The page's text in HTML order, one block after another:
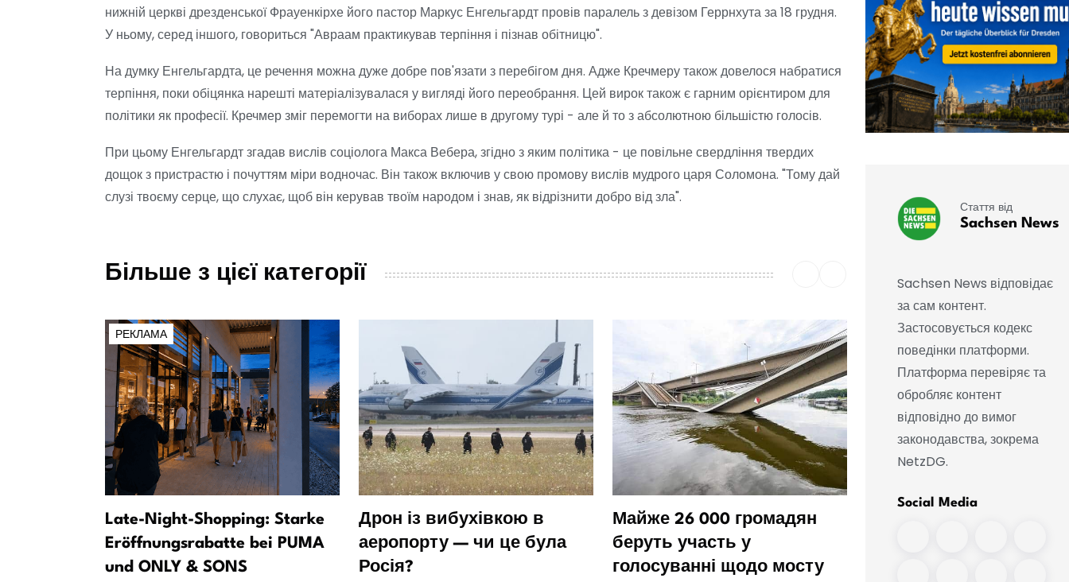
нижній церкві дрезденської Фрауенкірхе його пастор Маркус Енгельгардт провів паралель з девізом Геррнхута за 18 грудня.
У ньому, серед іншого, говориться "Авраам практикував терпіння і пізнав обітницю".
На думку Енгельгардта, це речення можна дуже добре пов'язати з перебігом дня. Адже Кречмеру також довелося набратися
терпіння, поки обіцянка нарешті матеріалізувалася у вигляді його переобрання. Цей вирок також є гарним орієнтиром для
політики як професії. Кречмер зміг перемогти на виборах лише в другому турі - але й то з абсолютною більшістю голосів.
При цьому Енгельгардт згадав вислів соціолога Макса Вебера, згідно з яким політика - це повільне свердління твердих
дощок з пристрастю і почуттям міри водночас. Він також включив у свою промову вислів мудрого царя Соломона. "Тому дай
слузі твоєму серце, що слухає, щоб він керував твоїм народом і знав, як відрізнити добро від зла".
Більше з цієї категорії
РЕКЛАМА
Late-Night-Shopping: Starke
Eröffnungsrabatte bei PUMA
und ONLY & SONS
Дрон із вибухівкою в
аеропорту — чи це була
Росія?
Майже 26 000 громадян
беруть участь у
голосуванні щодо мосту
Стаття від
Sachsen News
Sachsen News відповідає
за сам контент.
Застосовується кодекс
поведінки платформи.
Платформа перевіряє та
обробляє контент
відповідно до вимог
законодавства, зокрема
NetzDG.
Social Media